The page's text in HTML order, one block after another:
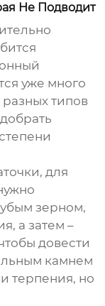
Не Подводит
уже много
типов
для
зерном,
а затем –
довести
камнем
терпения, но